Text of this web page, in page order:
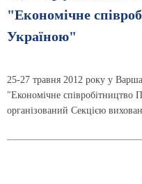
"Економічне
Україною"
25-27 травня 2012 року у
"Економічне співробітництво
організований Секцією